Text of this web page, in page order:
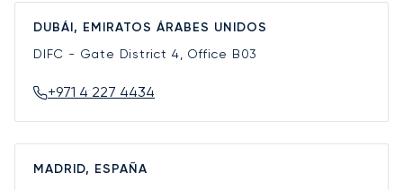
DUBÁI, EMIRATOS ÁRABES UNIDOS
DIFC - Gate District 4, Office B03
+971 4 227 4434
MADRID, ESPAÑA